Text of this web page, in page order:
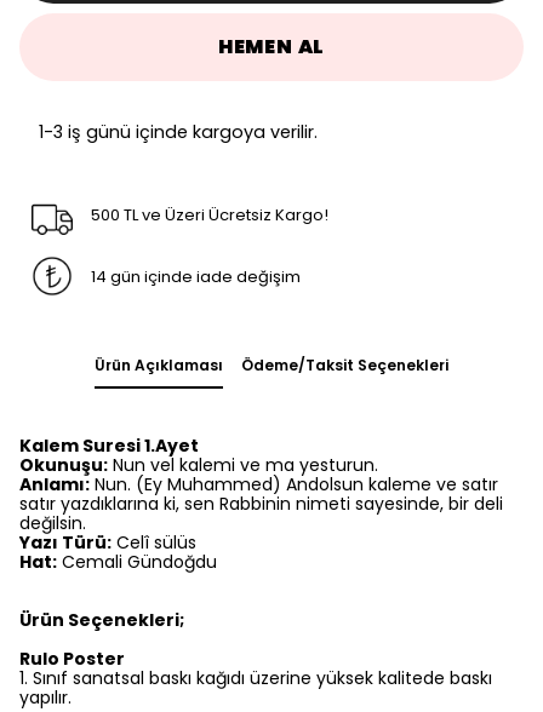
HEMEN AL
1-3 iş günü içinde kargoya verilir.
500 TL ve Üzeri Ücretsiz Kargo!
14 gün içinde iade değişim
Ürün Açıklaması Ödeme/Taksit Seçenekleri
Kalem Suresi 1.Ayet
Okunuşu: Nun vel kalemi ve ma yesturun.
Anlamı: Nun. (Ey Muhammed) Andolsun kaleme ve satır
satır yazdıklarına ki, sen Rabbinin nimeti sayesinde, bir deli
değilsin.
Yazı Türü: Celî sülüs
Hat: Cemali Gündoğdu
Ürün Seçenekleri;
Rulo Poster
1.⁠ ⁠Sınıf sanatsal baskı kağıdı üzerine yüksek kalitede baskı
yapılır.